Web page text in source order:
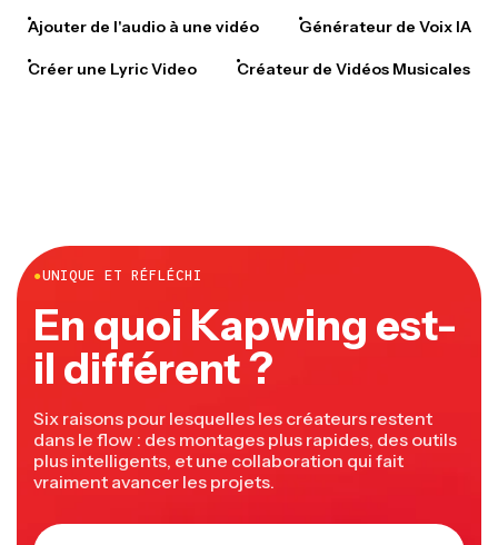
Ajouter de l'audio à une vidéo Générateur de Voix IA
Créer une Lyric Video Créateur de Vidéos Musicales
●UNIQUE ET RÉFLÉCHI
En quoi Kapwing est-
il différent ?
Six raisons pour lesquelles les créateurs restent
dans le flow : des montages plus rapides, des outils
plus intelligents, et une collaboration qui fait
vraiment avancer les projets.